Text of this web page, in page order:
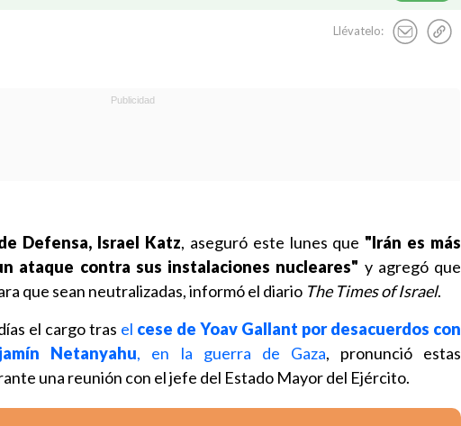
Llévatelo:
Defensa, Israel Katz, aseguró este lunes que "Irán es más
ataque contra sus instalaciones nucleares" y agregó que
que sean neutralizadas, informó el diario The Times of Israel.
el cargo tras el cese de Yoav Gallant por desacuerdos con
Netanyahu, en la guerra de Gaza, pronunció estas
una reunión con el jefe del Estado Mayor del Ejército.